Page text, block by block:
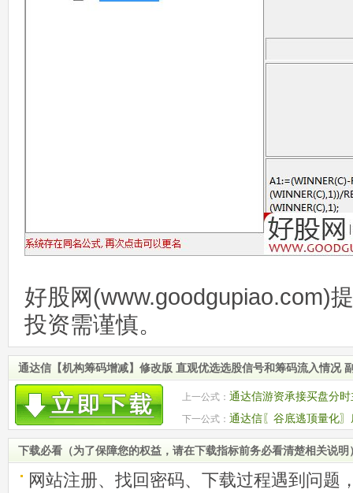
好股网(www.goodgupiao.com)
投资需谨慎。
通达信【机构筹码增减】修改版 直观优选选股信号和筹码流入情况
上一公式： 通达信游资承接买盘分
卖点 源码
下一公式： 通达信〖谷底逃顶量化
图指标解析
下载必看（为了保障您的权益，请在下载指标前务必看清楚相关说明
网站注册、找回密码、下载过程遇到问题